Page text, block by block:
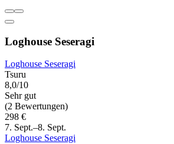
Loghouse Seseragi
Loghouse Seseragi
Tsuru
8,0/10
Sehr gut
(2 Bewertungen)
298 €
7. Sept.–8. Sept.
Loghouse Seseragi